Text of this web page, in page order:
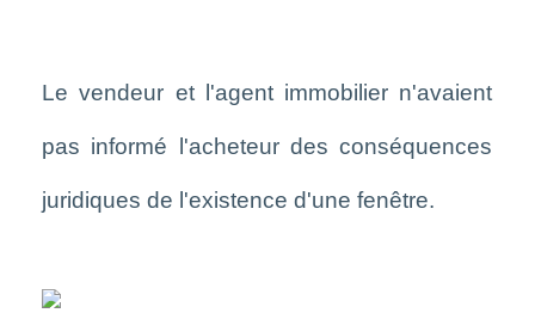
Le vendeur et l'agent immobilier n'avaient
pas informé l'acheteur des conséquences
juridiques de l'existence d'une fenêtre.